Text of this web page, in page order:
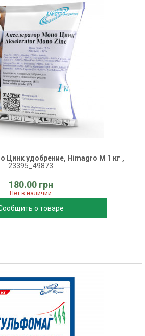
Цинк удобрение, Himagro M 1 кг ,
23395_49873
180.00 грн
Нет в наличии
о товаре